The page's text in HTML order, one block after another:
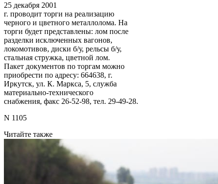
25 декабря 2001
г. проводит торги на реализацию
черного и цветного металлолома. На
торги будет представлены: лом после
разделки исключенных вагонов,
локомотивов, диски б/у, рельсы б/у,
стальная стружка, цветной лом.
Пакет документов по торгам можно
приобрести по адресу: 664638, г.
Иркутск, ул. К. Маркса, 5, служба
материально-технического
снабжения, факс 26-52-98, тел. 29-49-28.
N 1105
Читайте также